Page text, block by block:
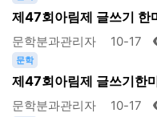
제47회아림제 글쓰기 한
문학분과관리자 10-17
문학
제47회아림제 글쓰기한
문학분과관리자 10-17